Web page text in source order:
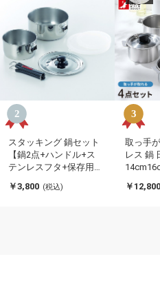
スタッキング 鍋セット
【鍋2点+ハンドル+ス
テンレスフタ+保存用フ
ステンレス IH ガスコン
￥3,800 (税込)
取っ手
レス 鍋
ス 新潟
￥12,800